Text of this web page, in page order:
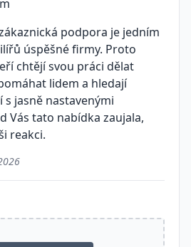
podpora je jedním
úspěšné firmy. Proto
chtějí svou práci dělat
lidem a hledají
jasně nastavenými
Vás tato nabídka zaujala,
reakci.